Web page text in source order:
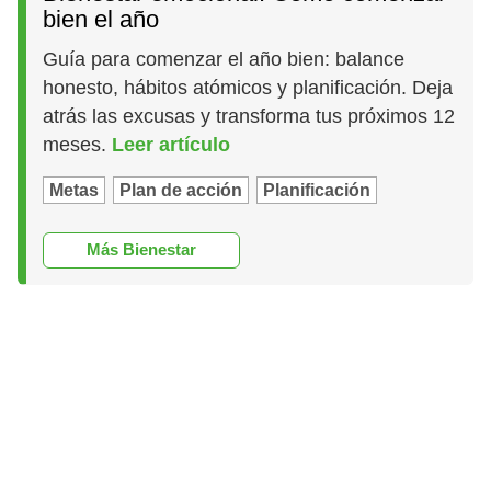
bien el año
Guía para comenzar el año bien: balance
honesto, hábitos atómicos y planificación. Deja
atrás las excusas y transforma tus próximos 12
meses. Leer artículo
Metas Plan de acción Planificación
Más Bienestar